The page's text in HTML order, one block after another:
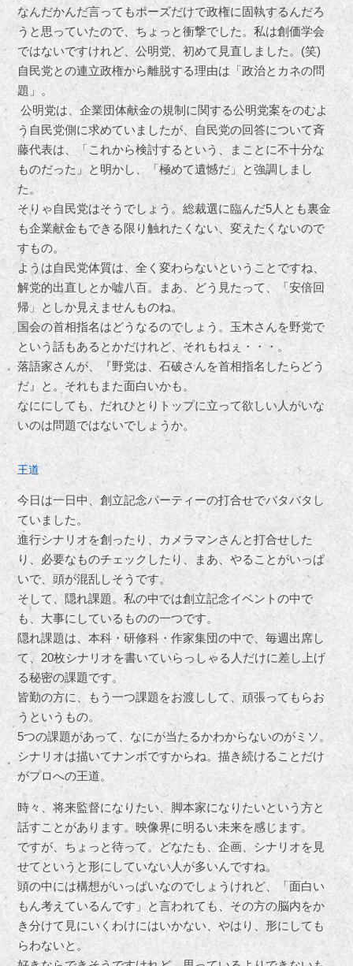
なんだかんだ言ってもポーズだけで政権に固執するんだろ
うと思っていたので、ちょっと衝撃でした。私は創価学会
ではないですけれど、公明党、初めて見直しました。(笑)
自民党との連立政権から離脱する理由は「政治とカネの問
題」。
公明党は、企業団体献金の規制に関する公明党案をのむよ
う自民党側に求めていましたが、自民党の回答について斉
藤代表は、「これから検討するという、まことに不十分な
ものだった」と明かし、「極めて遺憾だ」と強調しまし
た。
そりゃ自民党はそうでしょう。総裁選に臨んだ5人とも裏金
も企業献金もできる限り触れたくない、変えたくないので
すもの。
ようは自民党体質は、全く変わらないということですね、
解党的出直しとか嘘八百。まあ、どう見たって、「安倍回
帰」としか見えませんものね。
国会の首相指名はどうなるのでしょう。玉木さんを野党で
という話もあるとかだけれど、それもねぇ・・・。
落語家さんが、『野党は、石破さんを首相指名したらどう
だ』と。それもまた面白いかも。
なににしても、だれひとりトップに立って欲しい人がいな
いのは問題ではないでしょうか。
王道
今日は一日中、創立記念パーティーの打合せでバタバタし
ていました。
進行シナリオを創ったり、カメラマンさんと打合せした
り、必要なものチェックしたり、まあ、やることがいっぱ
いで、頭が混乱しそうです。
そして、隠れ課題。私の中では創立記念イベントの中で
も、大事にしているものの一つです。
隠れ課題は、本科・研修科・作家集団の中で、毎週出席し
て、20枚シナリオを書いていらっしゃる人だけに差し上げ
る秘密の課題です。
皆勤の方に、もう一つ課題をお渡しして、頑張ってもらお
うというもの。
5つの課題があって、なにが当たるかわからないのがミソ。
シナリオは描いてナンボですからね。描き続けることだけ
がプロへの王道。
時々、将来監督になりたい、脚本家になりたいという方と
話すことがあります。映像界に明るい未来を感じます。
ですが、ちょっと待って。どなたも、企画、シナリオを見
せてというと形にしていない人が多いんですね。
頭の中には構想がいっぱいなのでしょうけれど、「面白い
もん考えているんです」と言われても、その方の脳内をか
き分けて見にいくわけにはいかない、やはり、形にしても
らわないと。